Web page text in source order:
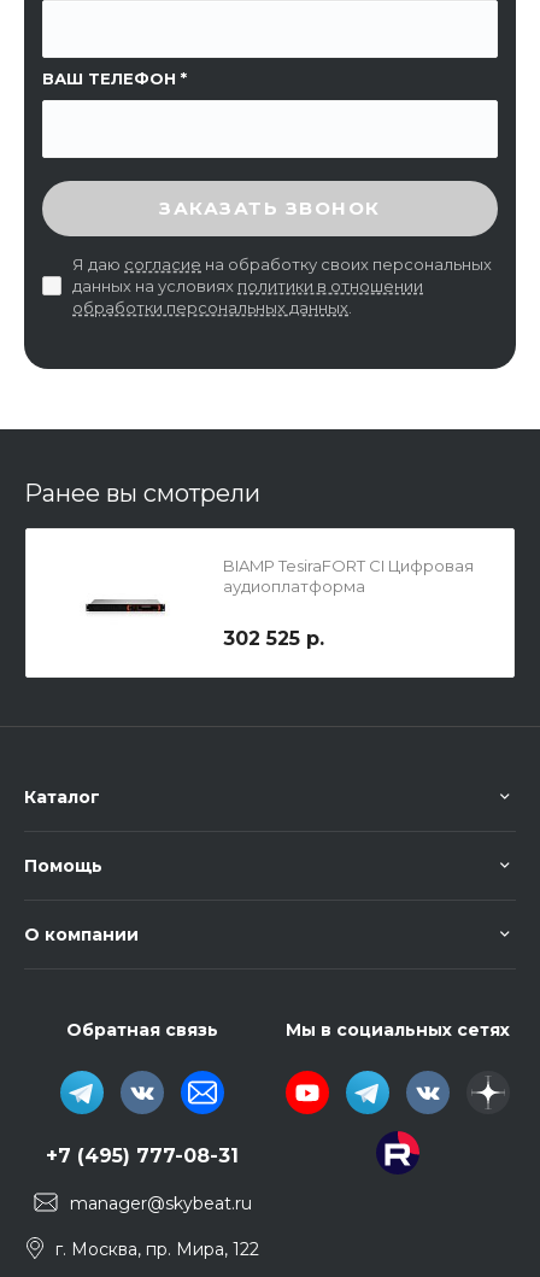
ВАШ ТЕЛЕФОН
ВВЕДИТЕ ПРОВЕРОЧНЫЙ КОД
ЗАКАЗАТЬ ЗВОНОК
Я даю согласие на обработку своих персональных
данных на условиях политики в отношении
обработки персональных данных
Ранее вы смотрели
BIAMP TesiraFORT CI Цифровая
аудиоплатформа
302 525 р.
Каталог
Помощь
О компании
Обратная связь
+7 (495) 777-08-31
manager@skybeat.ru
г. Москва, пр. Мира, 122
Мы в социальных сетях